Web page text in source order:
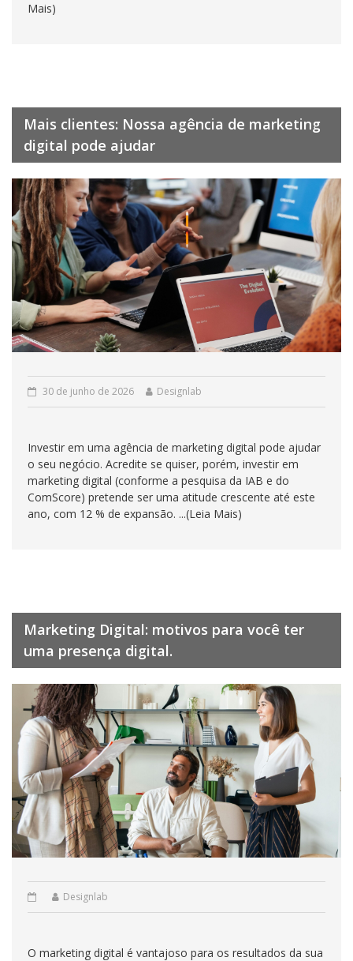
Mais)
Mais clientes: Nossa agência de marketing
digital pode ajudar
30 de junho de 2026 Designlab
Investir em uma agência de marketing digital pode ajudar
o seu negócio. Acredite se quiser, porém, investir em
marketing digital (conforme a pesquisa da IAB e do
ComScore) pretende ser uma atitude crescente até este
ano, com 12 % de expansão. ...(Leia Mais)
Marketing Digital: motivos para você ter
uma presença digital.
Designlab
O marketing digital é vantajoso para os resultados da sua